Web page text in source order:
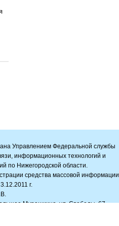
Управлением Федеральной службы
информационных технологий и
по Нижегородской области.
средства массовой информации
г.
Мурашкино, ул. Свободы, 67